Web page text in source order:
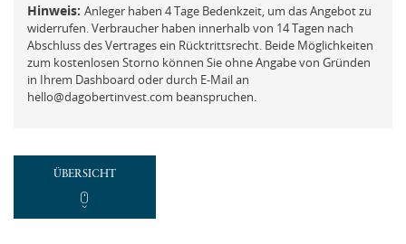
oder
Mit der ich.app registrieren
Hinweis: Anleger haben 4 Tage Bedenkzeit, um das Angebot zu
widerrufen. Verbraucher haben innerhalb von 14 Tagen nach
Abschluss des Vertrages ein Rücktrittsrecht. Beide Möglichkeiten
zum kostenlosen Storno können Sie ohne Angabe von Gründen
in Ihrem Dashboard oder durch E-Mail an
hello@dagobertinvest.com beanspruchen.
ÜBERSICHT